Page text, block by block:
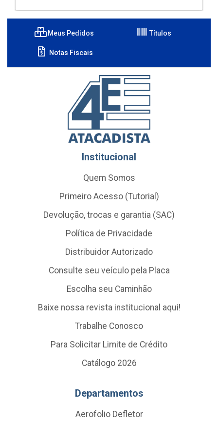
Meus Pedidos Títulos
Notas Fiscais
Institucional
Quem Somos
Primeiro Acesso (Tutorial)
Devolução, trocas e garantia (SAC)
Política de Privacidade
Distribuidor Autorizado
Consulte seu veículo pela Placa
Escolha seu Caminhão
Baixe nossa revista institucional aqui!
Trabalhe Conosco
Para Solicitar Limite de Crédito
Catálogo 2026
Departamentos
Aerofolio Defletor